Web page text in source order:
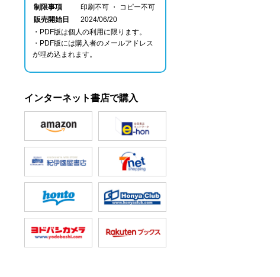
制限事項
印刷不可 ・ コピー不可
販売開始日
2024/06/20
・PDF版は個人の利用に限ります。
・PDF版には購入者のメールアドレス
が埋め込まれます。
インターネット書店で購入